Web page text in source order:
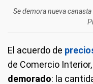
Se demora nueva
El acuerdo de
de Comercio
demorado: la